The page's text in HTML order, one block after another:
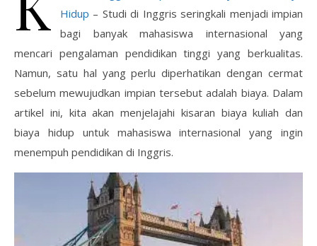
Hidup – Studi di Inggris seringkali menjadi impian
bagi banyak mahasiswa internasional yang
mencari pengalaman pendidikan tinggi yang berkualitas.
Namun, satu hal yang perlu diperhatikan dengan cermat
sebelum mewujudkan impian tersebut adalah biaya. Dalam
artikel ini, kita akan menjelajahi kisaran biaya kuliah dan
biaya hidup untuk mahasiswa internasional yang ingin
menempuh pendidikan di Inggris.